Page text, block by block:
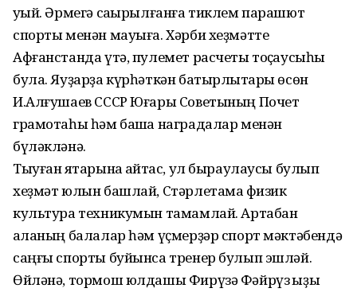
уҡый. Әрмегә саҡырылғанға тиклем парашют
спорты менән мауыға. Хәрби хеҙмәтте
Афғанстанда үтә, пулемет расчеты тоҫҡаусыһы
була. Яуҙарҙа күрһәткән батырлыҡтары өсөн
И.Алғушаев СССР Юғары Советының Почет
грамотаһы һәм башҡа наградалар менән
бүләкләнә.
Тыуған яҡтарына ҡайтҡас, ул быраулаусы булып
хеҙмәт юлын башлай, Стәрлетамаҡ физик
культура техникумын тамамлай. Артабан
ҡаланың балалар һәм үҫмерҙәр спорт мәктәбендә
саңғы спорты буйынса тренер булып эшләй.
Өйләнә, тормош юлдашы Фирүзә Фәйрүз ҡыҙы